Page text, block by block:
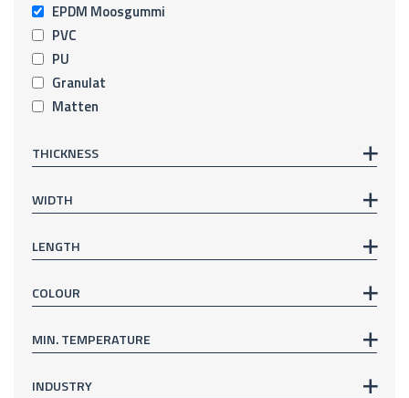
EPDM Moosgummi
PVC
PU
Granulat
Matten
THICKNESS
WIDTH
LENGTH
COLOUR
MIN. TEMPERATURE
INDUSTRY